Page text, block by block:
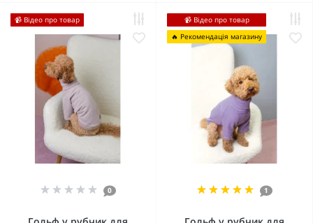
📹 Відео про товар
0
📹 Відео про товар
🔥 Рекомендація магазину
1